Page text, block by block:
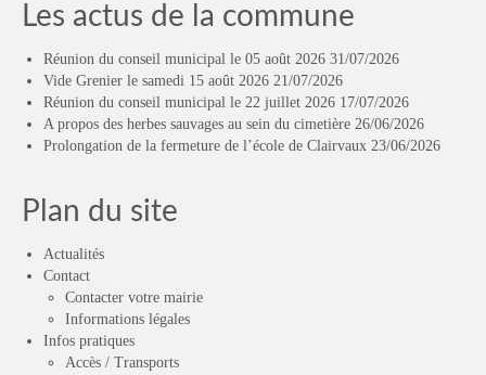
Les actus de la commune
Réunion du conseil municipal le 05 août 2026 31/07/2026
Vide Grenier le samedi 15 août 2026 21/07/2026
Réunion du conseil municipal le 22 juillet 2026 17/07/2026
A propos des herbes sauvages au sein du cimetière 26/06/2026
Prolongation de la fermeture de l’école de Clairvaux 23/06/2026
Plan du site
Actualités
Contact
Contacter votre mairie
Informations légales
Infos pratiques
Accès / Transports